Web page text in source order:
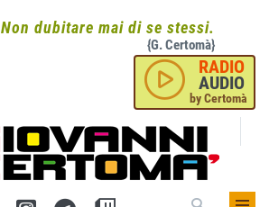
Non dubitare mai di se stessi.
{G. Certomà}
RADIO
AUDIO
by Certomà